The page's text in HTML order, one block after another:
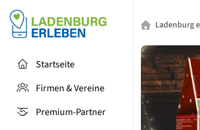
Startseite
Firmen & Vereine
Premium-Partner
Ladenburg